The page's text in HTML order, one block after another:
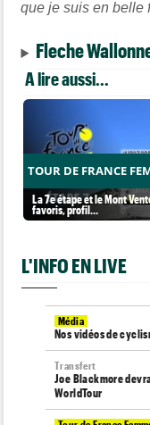
que je suis en belle
Fleche
A lire aussi...
TOUR DE FRANCE
La 7e étape et le Mont
favoris, profil…
L'INFO EN LIVE
Média
Nos vidéos de
Transfert
Joe Blackmore
WorldTour